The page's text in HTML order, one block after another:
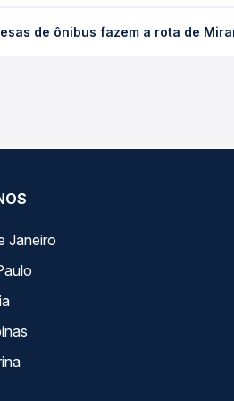
da compra. Na Quero Passagem
de ônibus fazem a rota de
Janeiro